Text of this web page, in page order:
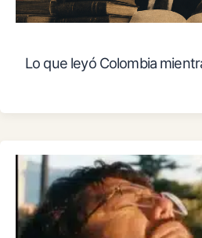
Lo que leyó Colombia